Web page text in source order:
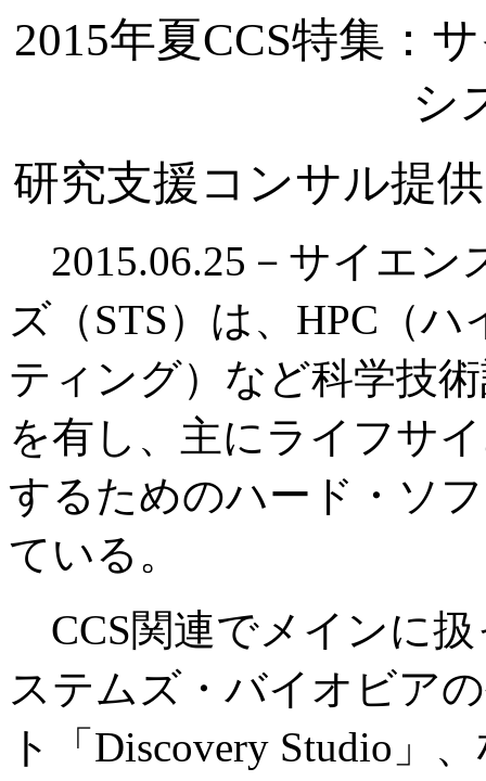
2015年夏CCS特集：
シ
研究支援コンサル提
2015.06.25－サイエン
ズ（STS）は、HPC（
ティング）など科学技
を有し、主にライフサ
するためのハード・ソ
ている。
CCS関連でメインに
ステムズ・バイオビア
ト「Discovery Studio」